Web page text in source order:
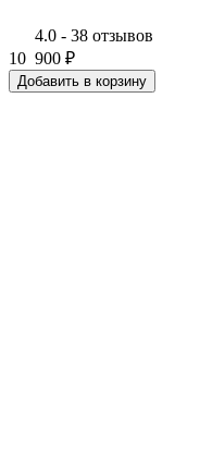
4.0 - 38 отзывов
10 900 ₽
Добавить в корзину